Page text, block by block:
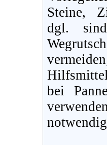
Steine,
dgl.
bei